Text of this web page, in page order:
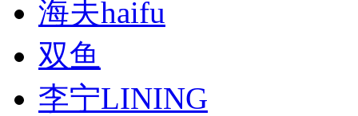
海夫haifu
双鱼
李宁LINING